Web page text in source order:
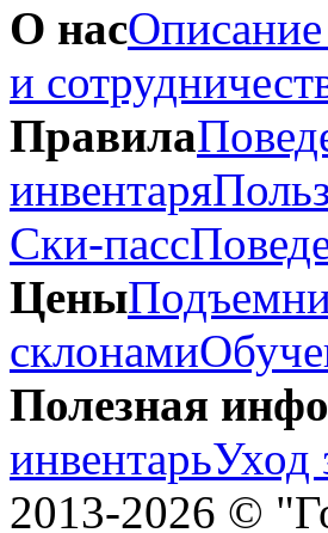
О насОписание
и
Правила
инвентаря
Ски-пасс
Цены
склонами
Полезная
инвентарьУход
2013-2026 ©